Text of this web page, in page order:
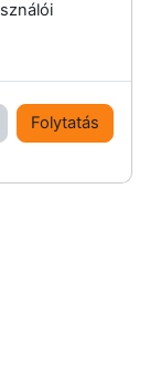
Folytatás